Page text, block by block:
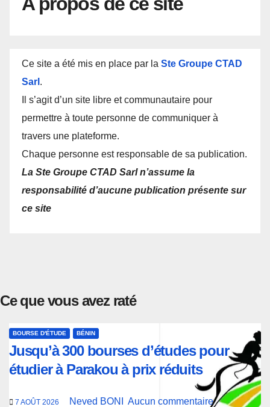
Ce site a été mis en place par la Ste Groupe CTAD
Sarl .
Il s’agit d’un site libre et communautaire pour
permettre à toute personne de communiquer à
travers une plateforme.
Chaque personne est responsable de sa publication.
La Ste Groupe CTAD Sarl n’assume la
responsabilité d’aucune publication présente sur
ce site
Ce que vous avez raté
BOURSE D'ÉTUDE BÉNIN
Jusqu’à 300 bourses d’études pour
étudier à Parakou à prix réduits
7 AOÛT 2026 Neved BONI Aucun commentaire